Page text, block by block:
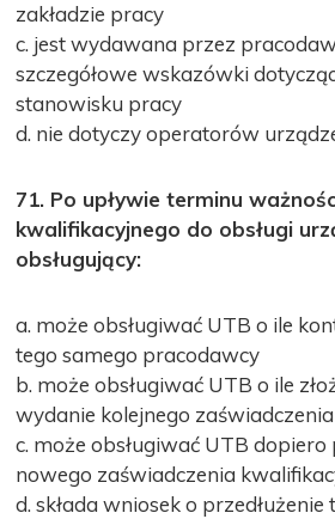
zakładzie pracy
c. jest wydawana przez
szczegółowe wskazówki
stanowisku pracy
d. nie dotyczy operatorów
71. Po upływie terminu
kwalifikacyjnego do obsługi
obsługujący:
a. może obsługiwać UTB o ile
tego samego pracodawcy
b. może obsługiwać UTB o ile
wydanie kolejnego zaświadczenia
c. może obsługiwać UTB dopiero
nowego zaświadczenia
d. składa wniosek o